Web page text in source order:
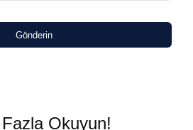
Gönderin
Okuyun!